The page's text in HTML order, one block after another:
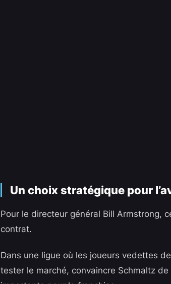
Un choix stratégique pour
Pour le directeur général Bill Armstrong,
contrat.
Dans une ligue où les joueurs vedettes
tester le marché, convaincre Schmaltz